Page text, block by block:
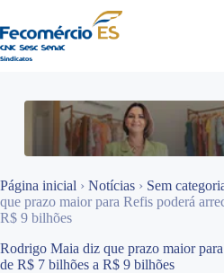
para
o
conteúdo
Página inicial › Notícias › Sem
que prazo maior para Refis poderá
R$ 9 bilhões
Rodrigo Maia diz que prazo maior
de R$ 7 bilhões a R$ 9 bilhões